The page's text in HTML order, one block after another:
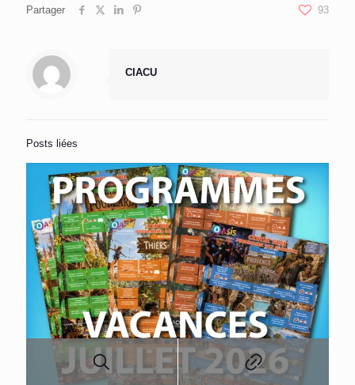
Partager 93
CIACU
Posts liées